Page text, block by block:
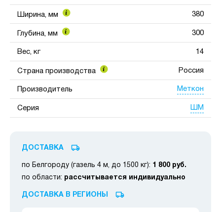
Ширина, мм 380
Глубина, мм 300
Вес, кг 14
Страна производства Россия
Производитель Меткон
Серия ШМ
ДОСТАВКА
по Белгороду (газель 4 м, до 1500 кг): 1 800 руб.
по области: рассчитывается индивидуально
ДОСТАВКА В РЕГИОНЫ